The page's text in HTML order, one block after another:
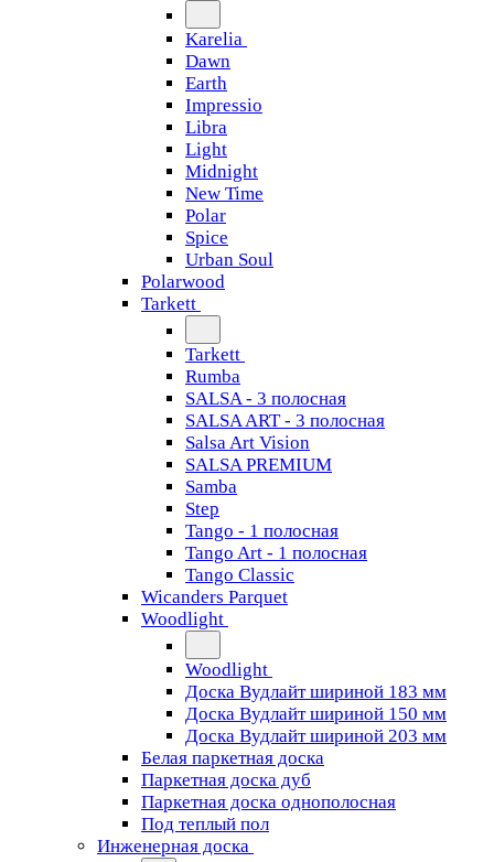
Karelia
Dawn
Earth
Impressio
Libra
Light
Midnight
New Time
Polar
Spice
Urban Soul
Polarwood
Tarkett
Tarkett
Rumba
SALSA - 3 полосная
SALSA ART - 3 полосная
Salsa Art Vision
SALSA PREMIUM
Samba
Step
Tango - 1 полосная
Tango Art - 1 полосная
Tango Classiс
Wicanders Parquet
Woodlight
Woodlight
Доска Вудлайт шириной 183 мм
Доска Вудлайт шириной 150 мм
Доска Вудлайт шириной 203 мм
Белая паркетная доска
Паркетная доска дуб
Паркетная доска однополосная
Под теплый пол
Инженерная доска